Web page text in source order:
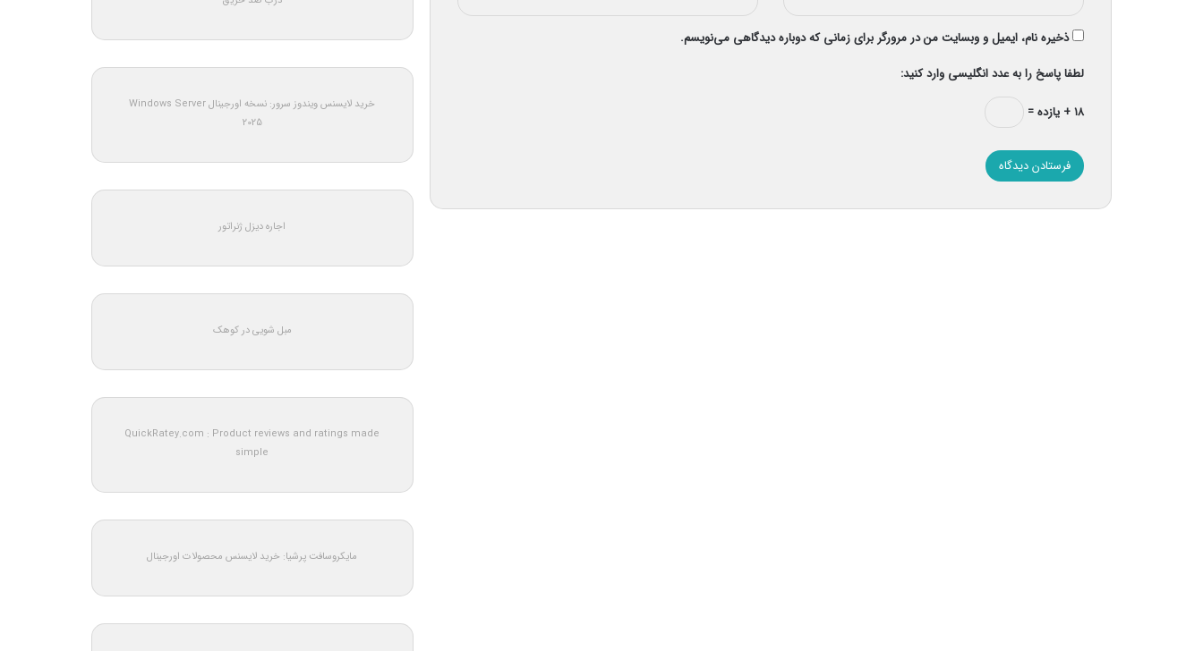
ذخیره نام، ایمیل و وبسایت من در مرورگر برای زمانی که دوباره دیدگاهی می‌نویسم.
لطفا پاسخ را به عدد انگلیسی وارد کنید:
۱۸ + یازده =
خرید لایسنس ویندوز سرور: نسخه اورجینال Windows Server
2025
اجاره دیزل ژنراتور
مبل شویی در کوهک
QuickRatey.com : Product reviews and ratings made
simple
مایکروسافت پرشیا: خرید لایسنس محصولات اورجینال